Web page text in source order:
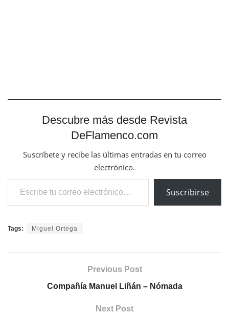
Descubre más desde Revista
DeFlamenco.com
Suscríbete y recibe las últimas entradas en tu correo
electrónico.
Escribe tu correo electrónico…
Suscribirse
Tags: Miguel Ortega
Previous Post
Compañía Manuel Liñán – Nómada
Next Post